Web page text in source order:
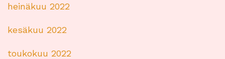
heinäkuu 2022
kesäkuu 2022
toukokuu 2022